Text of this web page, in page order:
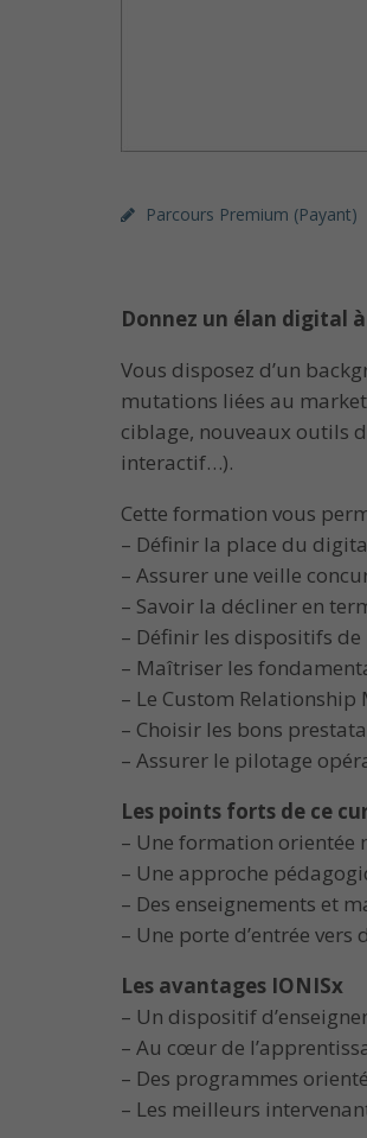
Parcours Premium (payant)
Donnez un élan digital
Vous disposez d’un
mutations liées au
ciblage, nouveaux outils
interactif…).
Cette formation vous
– Définir la place du
– Assurer une veille
– Savoir la décliner en
– Définir les dispositifs
– Maîtriser les
– Le Custom Relationship
– Choisir les bons
– Assurer le pilotage
Les points forts de ce
– Une formation orientée
– Une approche
– Des enseignements et
– Une porte d’entrée
Les avantages IONISx
– Un dispositif
– Au cœur de
– Des programmes
– Les meilleurs